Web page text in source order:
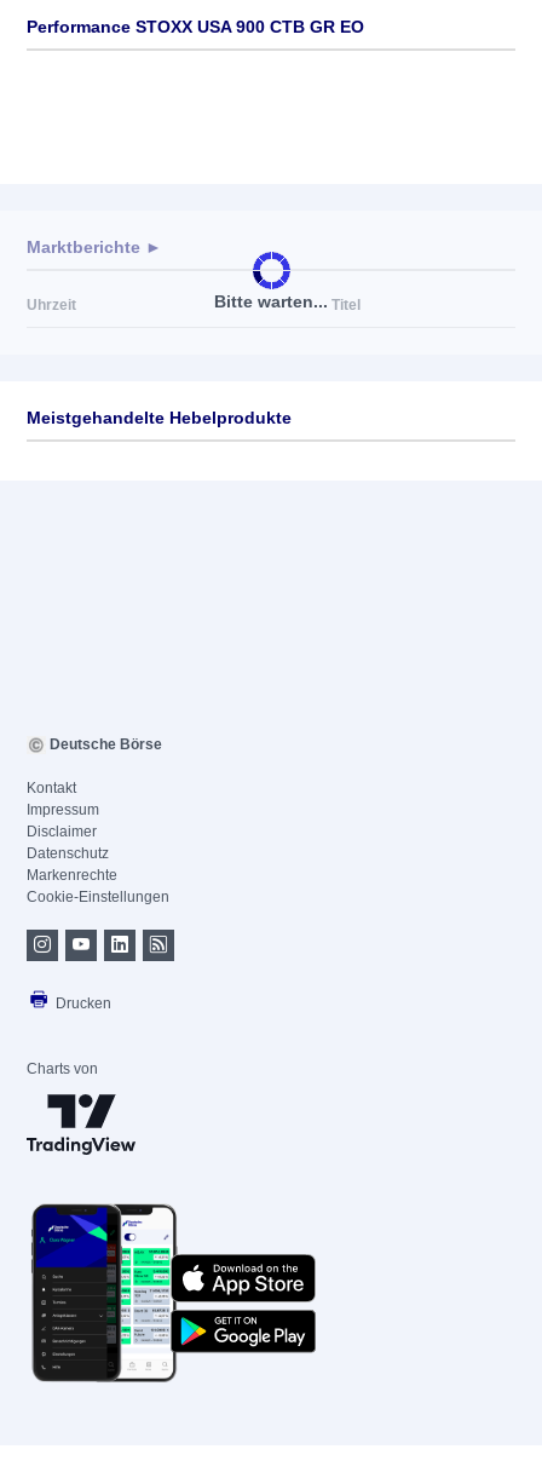
Performance STOXX USA 900 CTB GR EO
Bitte warten...
Marktberichte ►
Uhrzeit Titel
Meistgehandelte Hebelprodukte
Deutsche Börse
Kontakt
Impressum
Disclaimer
Datenschutz
Markenrechte
Cookie-Einstellungen
Drucken
Charts von